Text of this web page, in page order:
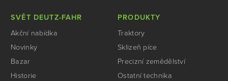
SVĚT DEUTZ-FAHR
Akční nabídka
Novinky
Bazar
Historie
PRODUKTY
Traktory
Sklizeň píce
Precizní zemědělství
Ostatní technika